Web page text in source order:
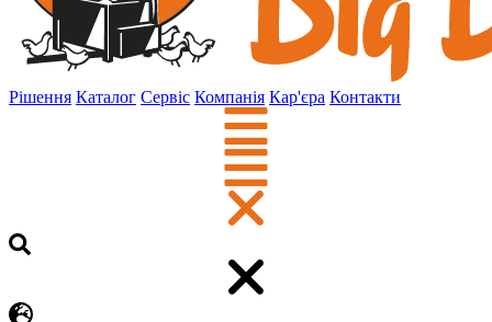
Рішення Каталог Сервіс Компанія Кар'єра Контакти